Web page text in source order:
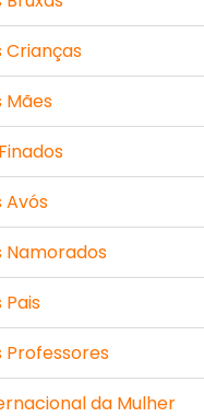
Crianças
Mães
Avós
Namorados
Pais
Professores
da Mulher